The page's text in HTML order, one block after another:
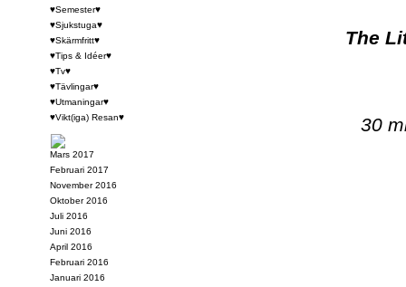
The
30
♥Semester♥
♥Sjukstuga♥
♥Skärmfritt♥
♥Tips & Idéer♥
♥Tv♥
♥Tävlingar♥
♥Utmaningar♥
♥Vikt(iga) Resan♥
Mars 2017
Februari 2017
November 2016
Oktober 2016
Juli 2016
Juni 2016
April 2016
Februari 2016
Januari 2016